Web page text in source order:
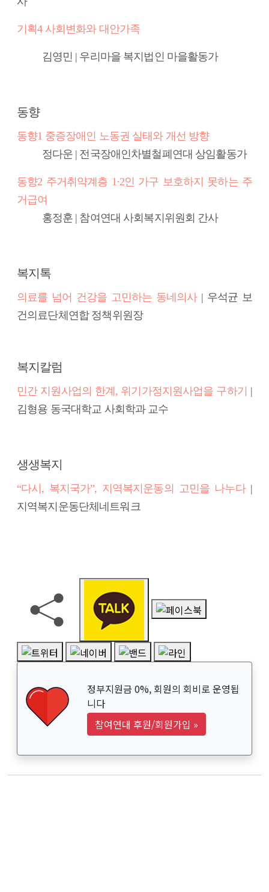
기획4 사회변화와 대안가족
김영민 | 우리마을 복지법인 마을활동가
동향
동향1 중증장애인 노동권 실태와 개선 방향
정다운 | 전국장애인차별철폐연대 상임활동가
동향2 주거취약계층 1·2인 가구 보호하지 못하는 주
거급여
홍정훈 | 참여연대 사회복지위원회 간사
복지톡
의료를 넘어 건강을 고민하는 동네의사| 우석균 보
건의료단체연합 정책위원장
복지칼럼
민간 지원사업의 한계, 위기가정지원사업을 구하기
|
김형용 동국대학교 사회학과 교수
생생복지
“다시, 복지국가”, 지역복지운동의 고민을 나누다|
지역복지운동단체네트워크
정부지원금 0%, 회원의 회비로 운영됩
니다
참여연대 후원/회원가입 »